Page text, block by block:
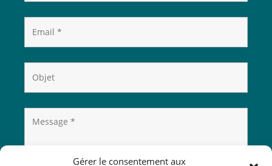
Gérer le consentement aux